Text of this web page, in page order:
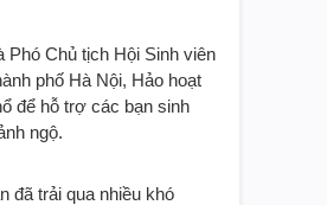
Phó Chủ tịch Hội Sinh viên
phố Hà Nội, Hảo hoạt
để hỗ trợ các bạn sinh
ngộ.
đã trải qua nhiều khó